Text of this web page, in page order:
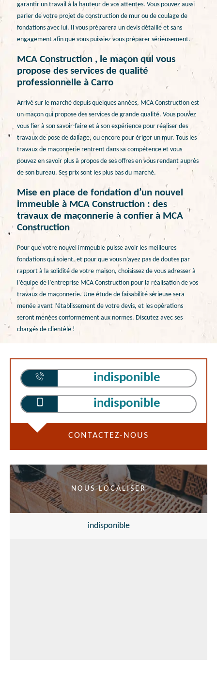
garantir un travail à la hauteur de vos attentes. Vous pouvez aussi
parler de votre projet de construction de mur ou de coulage de
fondations avec lui. Il vous préparera un devis détaillé et sans
engagement afin que vous puissiez vous préparer sérieusement.
MCA Construction , le maçon qui vous
propose des services de qualité
professionnelle à Carro
Arrivé sur le marché depuis quelques années, MCA Construction est
un maçon qui propose des services de grande qualité. Vous pouvez
vous fier à son savoir-faire et à son expérience pour réaliser des
travaux de pose de dallage, ou encore pour ériger un mur. Tous les
travaux de maçonnerie rentrent dans sa compétence et vous
pouvez en savoir plus à propos de ses offres en vous rendant auprès
de son bureau. Ses prix sont les plus bas du marché.
Mise en place de fondation d’un nouvel
immeuble à MCA Construction : des
travaux de maçonnerie à confier à MCA
Construction
Pour que votre nouvel immeuble puisse avoir les meilleures
fondations qui soient, et pour que vous n’ayez pas de doutes par
rapport à la solidité de votre maison, choisissez de vous adresser à
l’équipe de l’entreprise MCA Construction pour la réalisation de vos
travaux de maçonnerie. Une étude de faisabilité sérieuse sera
menée avant l’établissement de votre devis, et les opérations
seront menées conformément aux normes. Discutez avec ses
chargés de clientèle !
indisponible
indisponible
CONTACTEZ-NOUS
NOUS LOCALISER
indisponible